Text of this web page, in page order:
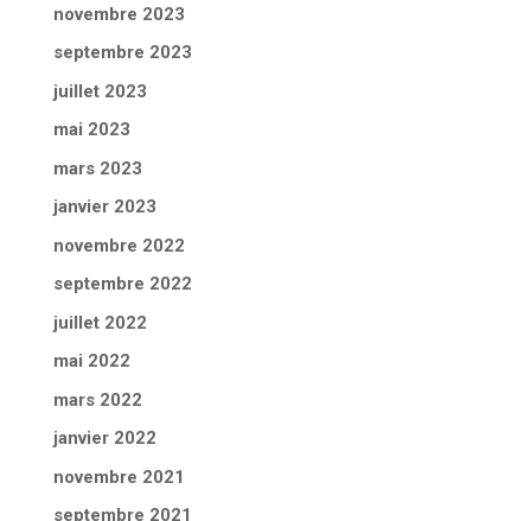
novembre 2023
septembre 2023
juillet 2023
mai 2023
mars 2023
janvier 2023
novembre 2022
septembre 2022
juillet 2022
mai 2022
mars 2022
janvier 2022
novembre 2021
septembre 2021